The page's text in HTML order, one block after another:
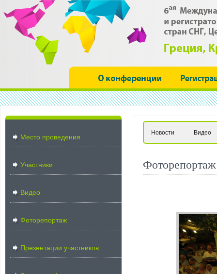
Место проведения
Участники
Видео
Фоторепортаж
Презентации участников
Новости Видео
Фоторепортаж